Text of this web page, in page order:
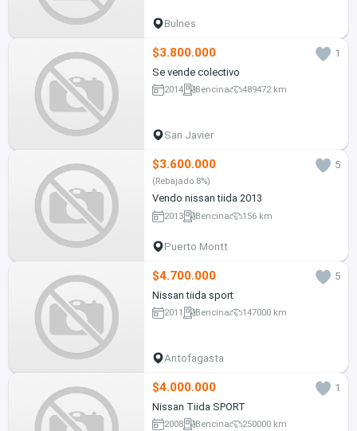
Bulnes
$3.800.000
1
Se vende colectivo
2014 Bencina 489472 km
San Javier
$3.600.000 5
(Rebajado 8%)
Vendo nissan tiida 2013
2013 Bencina 156 km
Puerto Montt
$4.700.000
5
Nissan tiida sport
2011 Bencina 147000 km
Antofagasta
$4.000.000
1
Nissan Tiida SPORT
2008 Bencina 250000 km